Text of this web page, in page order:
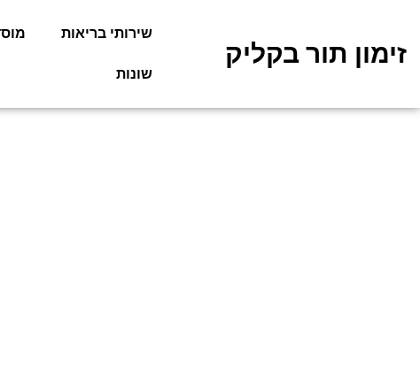
זימון תור בקליק
שירותי בריאות
שונות